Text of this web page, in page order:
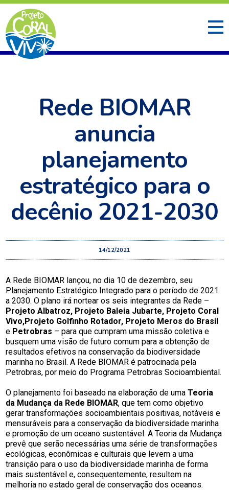
Rede BIOMAR
anuncia
planejamento
estratégico para o
decênio 2021-2030
14/12/2021
A Rede BIOMAR lançou, no dia 10 de dezembro, seu
Planejamento Estratégico Integrado para o período de 2021
a 2030. O plano irá nortear os seis integrantes da Rede –
Projeto Albatroz, Projeto Baleia Jubarte, Projeto Coral
Vivo,Projeto Golfinho Rotador, Projeto Meros do Brasil
e Petrobras – para que cumpram uma missão coletiva e
busquem uma visão de futuro comum para a obtenção de
resultados efetivos na conservação da biodiversidade
marinha no Brasil. A Rede BIOMAR é patrocinada pela
Petrobras, por meio do Programa Petrobras Socioambiental.
O planejamento foi baseado na elaboração de umaTeoria
da Mudança da Rede BIOMAR, que tem como objetivo
gerar transformações socioambientais positivas, notáveis e
mensuráveis para a conservação da biodiversidade marinha
e promoção de um oceano sustentável. A Teoria da Mudança
prevê que serão necessárias uma série de transformações
ecológicas, econômicas e culturais que levem a uma
transição para o uso da biodiversidade marinha de forma
mais sustentável e, consequentemente, resultem na
melhoria no estado geral de conservação dos oceanos.